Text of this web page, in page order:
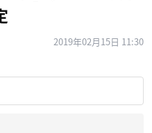
2019年02月15日 11:30